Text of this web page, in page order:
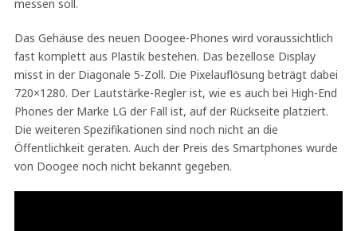
messen soll.
Das Gehäuse des neuen Doogee-Phones wird voraussichtlich
fast komplett aus Plastik bestehen. Das bezellose Display
misst in der Diagonale 5-Zoll. Die Pixelauflösung beträgt dabei
720×1280. Der Lautstärke-Regler ist, wie es auch bei High-End
Phones der Marke LG der Fall ist, auf der Rückseite platziert.
Die weiteren Spezifikationen sind noch nicht an die
Öffentlichkeit geraten. Auch der Preis des Smartphones wurde
von Doogee noch nicht bekannt gegeben.